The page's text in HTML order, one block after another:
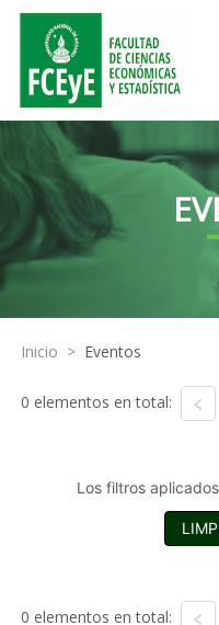
Inicio > Eventos
0 elementos en total:
Los filtros
0 elementos en total: